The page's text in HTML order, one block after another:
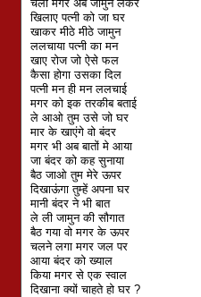
चला मगर अब जामुन लेकर
खिलाए पत्नी को जा घर
खाकर मीठे मीठे जामुन
ललचाया पत्नी का मन
खाए रोज जो ऐसे फल
कैसा होगा उसका दिल
पत्नी मन ही मन ललचाई
मगर को इक तरकीब बताई
ले आओ तुम उसे जो घर
मार के खाएंगे वो बंदर
मगर भी अब बातों मे आया
जा बंदर को कह सुनाया
बैठ जाओ तुम मेरे ऊपर
दिखाऊंगा तुम्हें अपना घर
मानी बंदर ने भी बात
ले ली जामुन की सौगात
बैठ गया वो मगर के ऊपर
चलने लगा मगर जल पर
आया बंदर को ख्याल
किया मगर से एक स्वाल
दिखाना क्यों चाहते हो घर ?